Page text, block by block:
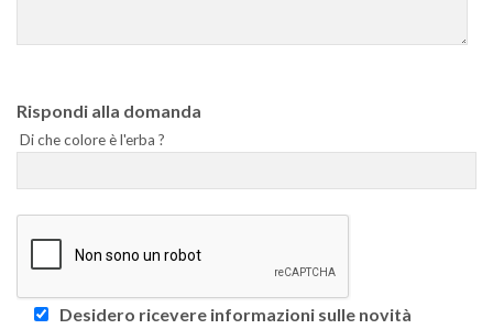
Rispondi alla domanda
Di che colore è l'erba ?
Desidero ricevere informazioni sulle novità